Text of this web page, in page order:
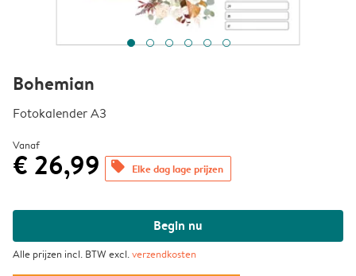
Bohemian
Fotokalender A3
Vanaf
€ 26,99 offers Elke dag lage prijzen
Begin nu
Alle prijzen incl. BTW excl.verzendkosten